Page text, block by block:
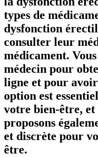
types de
dysfonction
consulter leur
médicament.
médecin pour
ligne et pour
option est
votre bien-être,
proposons
et discrète pour
être.